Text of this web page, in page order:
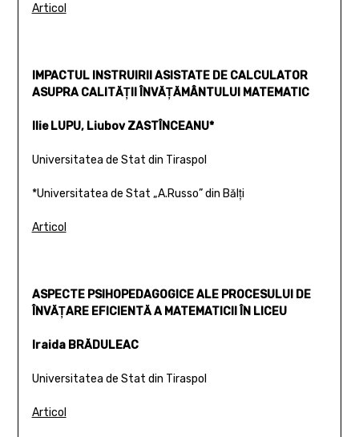
Articol
IMPACTUL INSTRUIRII ASISTATE DE CALCULATOR
ASUPRA CALITĂŢII ÎNVĂŢĂMÂNTULUI MATEMATIC
Ilie LUPU, Liubov ZASTÎNCEANU*
Universitatea de Stat din Tiraspol
*Universitatea de Stat „A.Russo” din Bălţi
Articol
ASPECTE PSIHOPEDAGOGICE ALE PROCESULUI DE
ÎNVĂŢARE EFICIENTĂ A MATEMATICII ÎN LICEU
Iraida BRĂDULEAC
Universitatea de Stat din Tiraspol
Articol